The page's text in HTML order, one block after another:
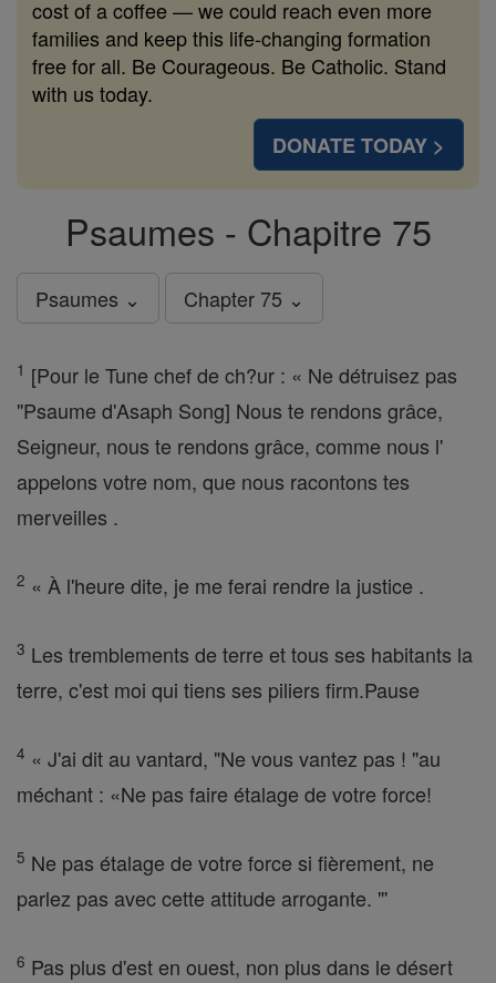
cost of a coffee — we could reach even more
families and keep this life-changing formation
free for all. Be Courageous. Be Catholic. Stand
with us today.
DONATE TODAY >
Psaumes - Chapitre 75
Psaumes ⌄ Chapter 75 ⌄
1 [Pour le Tune chef de ch?ur : « Ne détruisez pas
"Psaume d'Asaph Song] Nous te rendons grâce,
Seigneur, nous te rendons grâce, comme nous l'
appelons votre nom, que nous racontons tes
merveilles .
2 « À l'heure dite, je me ferai rendre la justice .
3 Les tremblements de terre et tous ses habitants la
terre, c'est moi qui tiens ses piliers firm.Pause
4 « J'ai dit au vantard, "Ne vous vantez pas ! "au
méchant : «Ne pas faire étalage de votre force!
5 Ne pas étalage de votre force si fièrement, ne
parlez pas avec cette attitude arrogante. "'
6 Pas plus d'est en ouest, non plus dans le désert